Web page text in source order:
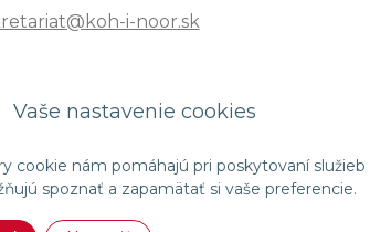
Vaše nastavenie cookies
cookie nám pomáhajú pri poskytovaní služieb
spoznať a zapamätať si vaše preferencie.
i-noor.sk
2 40252101
+421 2 44872870